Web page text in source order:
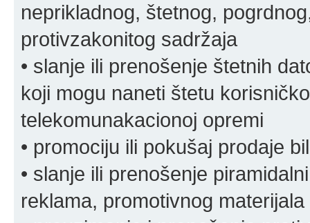
neprikladnog, štetnog,
protivzakonitog sadržaja
• slanje ili prenošenje štetnih
koji mogu naneti štetu
telekomunakacionoj opremi
• promociju ili pokušaj prodaje
• slanje ili prenošenje
reklama, promotivnog